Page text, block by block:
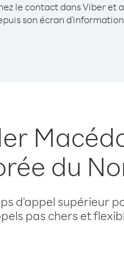
le contact dans Viber et
son écran
du
d'appel supérieur
pas chers et